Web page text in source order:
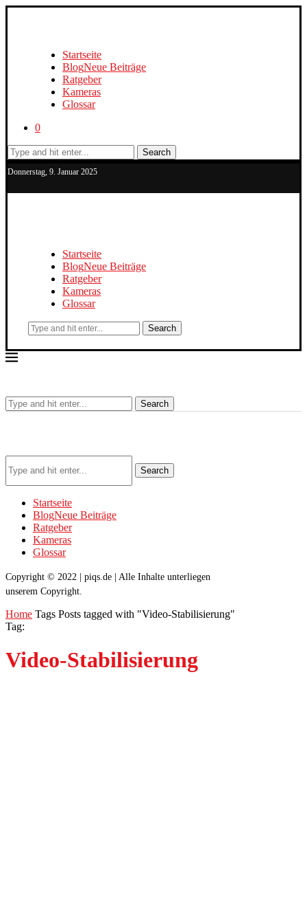
Startseite
BlogNeue Beiträge
Ratgeber
Kameras
Glossar
0
Search
Donnerstag, 9. Januar 2025
Startseite
BlogNeue Beiträge
Ratgeber
Kameras
Glossar
Search
Search
Search
Startseite
BlogNeue Beiträge
Ratgeber
Kameras
Glossar
Copyright © 2022 | piqs.de | Alle Inhalte unterliegen
unserem Copyright.
Home Tags Posts tagged with "Video-Stabilisierung"
Tag:
Video-Stabilisierung